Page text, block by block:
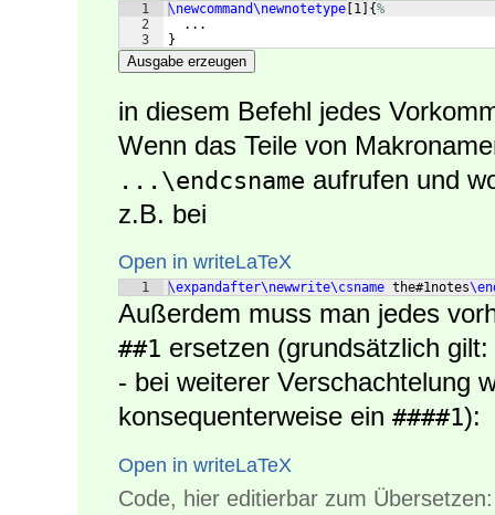
1
2
3
\newcommand\newnotetype 1 {%
  ...
}
Ausgabe erzeugen
in diesem Befehl jedes
Wenn das Teile von
...\endcsname aufrufen und
z.B. bei
Open in writeLaTeX
1 \expandafter\newwrite\csname the#1notes
Außerdem muss man jedes
##1 ersetzen (grundsätzlich
- bei weiterer Verschachtelung
konsequenterweise ein ####1):
Open in writeLaTeX
Code, hier editierbar zum Übersetzen: